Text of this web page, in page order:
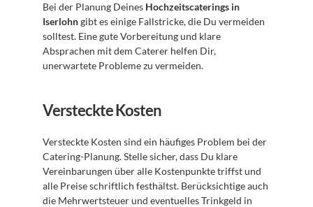
Bei der Planung Deines Hochzeitscaterings in
Iserlohn gibt es einige Fallstricke, die Du vermeiden
solltest. Eine gute Vorbereitung und klare
Absprachen mit dem Caterer helfen Dir,
unerwartete Probleme zu vermeiden.
Versteckte Kosten
Versteckte Kosten sind ein häufiges Problem bei der
Catering-Planung. Stelle sicher, dass Du klare
Vereinbarungen über alle Kostenpunkte triffst und
alle Preise schriftlich festhältst. Berücksichtige auch
die Mehrwertsteuer und eventuelles Trinkgeld in